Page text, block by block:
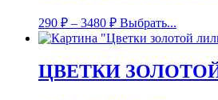
290 ₽ – 3480 ₽ Выбрать...
ЦВЕТКИ